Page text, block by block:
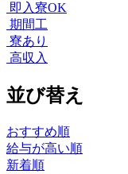
即入寮OK
期間工
寮あり
高収入
並び替え
おすすめ順
給与が高い順
新着順